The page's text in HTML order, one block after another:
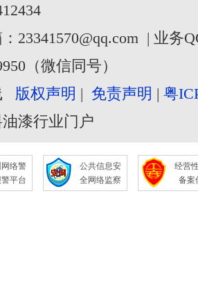
23341570@qq.com | 业务
（微信同号）
版权声明 | 免责声明 |粤
漆行业门户
络警
平台
公共信息安
全网络监察
经营
备案